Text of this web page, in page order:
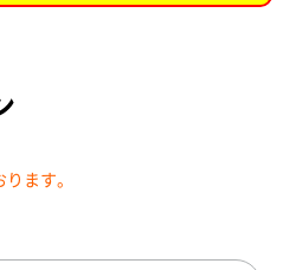
ます。